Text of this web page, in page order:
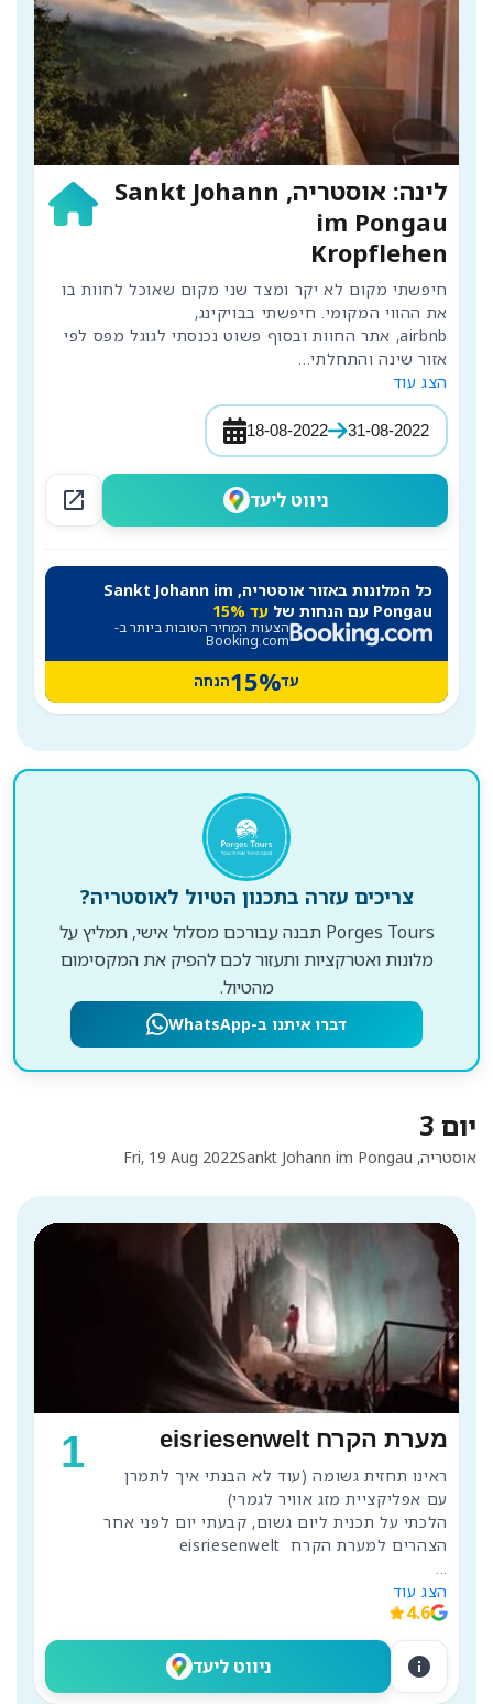
לינה: אוסטריה, Sankt Johann
im Pongau
Kropflehen
חיפשתי מקום לא יקר ומצד שני מקום שאוכל לחוות בו
airbnb, אתר החוות ובסוף פשוט נכנסתי לגוגל מפס לפי
אזור שינה והתחלתי...
הצג עוד
18-08-2022 31-08-2022
open_in_new ניווט ליעד
כל המלונות באזור אוסטריה, Sankt Johann im
Pongau עם הנחות של
עד 15%
הצעות המחיר הטובות ביותר ב-
Booking.com
עד15%הנחה
צריכים עזרה בתכנון הטיול לאוסטריה?
Porges Tours תבנה עבורכם מסלול אישי, תמליץ על
מלונות ואטרקציות ותעזור לכם להפיק את המקסימום
מהטיול.
דברו איתנו ב-WhatsApp
יום 3
Fri, 19 Aug 2022 אוסטריה, Sankt Johann im Pongau
1 מערת הקרח eisriesenwelt
ראינו תחזית גשומה (עוד לא הבנתי איך לתמרן
הלכתי על תכנית ליום גשום, קבעתי יום לפני אחר
הצהרים למערת הקרח  eisriesenwelt
...
הצג עוד
4.6
ניווט ליעד info